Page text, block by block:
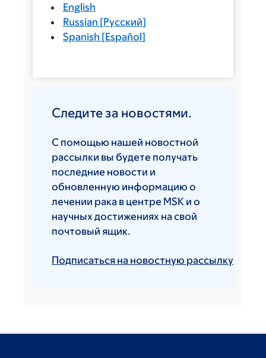
English
Russian [Русский]
Spanish [Español]
Следите за новостями.
С помощью нашей новостной
рассылки вы будете получать
последние новости и
обновленную информацию о
лечении рака в центре MSK и о
научных достижениях на свой
почтовый ящик.
Подписаться на новостную рассылку